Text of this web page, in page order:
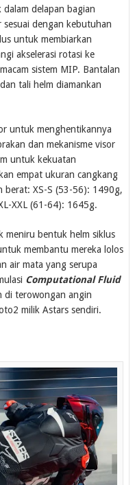
delapan bagian
dengan kebutuhan
untuk membiarkan
akselerasi rotasi ke
sistem MIP. Bantalan
tali helm diamankan
untuk menghentikannya
dan mekanisme visor
untuk kekuatan
empat ukuran cangkang
berat: XS-S (53-56): 1490g,
XXL (61-64): 1645g.
meniru bentuk helm siklus
membantu mereka lolos
air mata yang serupa
Computational Fluid
di terowongan angin
milik Astars sendiri.